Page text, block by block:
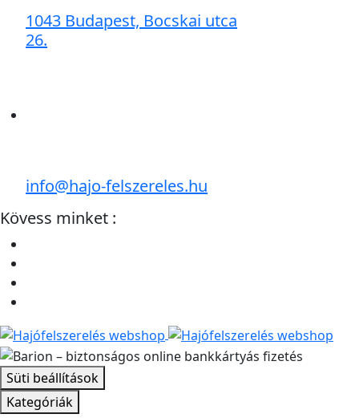
1043 Budapest, Bocskai utca
26.
info@hajo-felszereles.hu
Kövess minket :
Süti beállítások
Kategóriák